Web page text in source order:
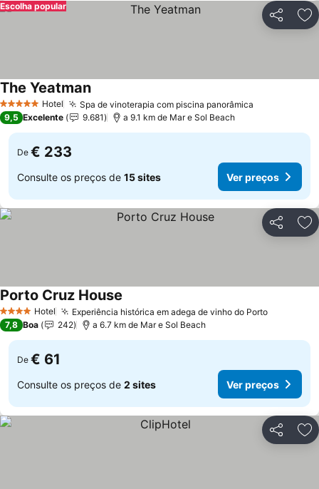
Partilhar
Escolha popular
5 Estrelas Hotel Spa de vinoterapia com piscina panorâmica
The YeatmanVer preços
9,5 Excelente 9.681 a 9.1 km de Mar e Sol Beach
De € 233
Consulte os preços de 15 sites Ver preços
Partilhar
4 EstrelasHotel Experiência histórica em adega de vinho do PortoVer
Porto Cruz House
7,8 Boa 242 a 6.7 km de Mar e Sol Beach
De € 61
Consulte os preços de 2 sites Ver preços
Partilhar